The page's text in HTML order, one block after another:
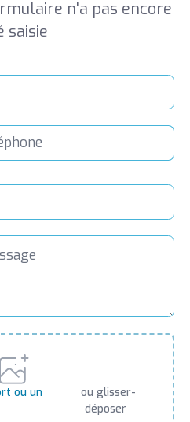
n'a pas encore
saisie
ou un
ou glisser-
déposer